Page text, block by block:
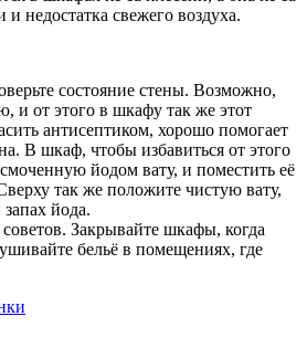
недостатка свежего воздуха.
состояние стены. Возможно,
и от этого в шкафу так же этот
антисептиком, хорошо помогает
В шкаф, чтобы избавиться от этого
йодом вату, и поместить её
так же положите чистую вату,
йода.
Закрывайте шкафы, когда
бельё в помещениях, где